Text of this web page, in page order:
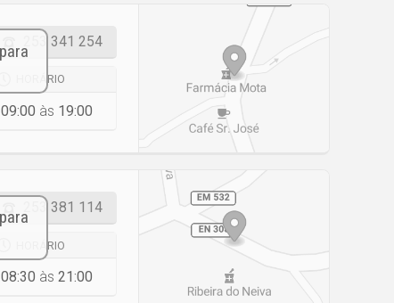
253 341 254
HORÁRIO
09:00 às 19:00
253 381 114
HORÁRIO
08:30 às21:00